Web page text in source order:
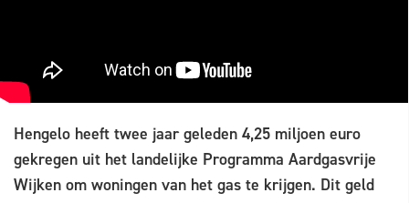
Hengelo heeft twee jaar geleden 4,25 miljoen euro
gekregen uit het landelijke Programma Aardgasvrije
Wijken om woningen van het gas te krijgen. Dit geld